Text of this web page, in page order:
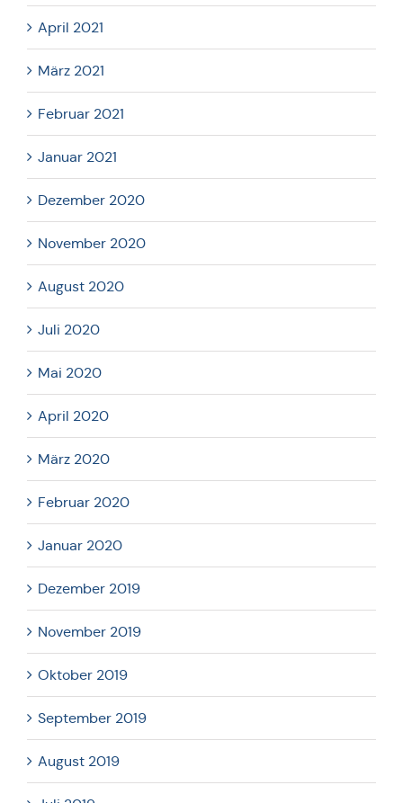
April 2021
März 2021
Februar 2021
Januar 2021
Dezember 2020
November 2020
August 2020
Juli 2020
Mai 2020
April 2020
März 2020
Februar 2020
Januar 2020
Dezember 2019
November 2019
Oktober 2019
September 2019
August 2019